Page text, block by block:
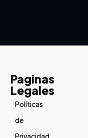
Paginas
Legales
Políticas
de
Privacidad